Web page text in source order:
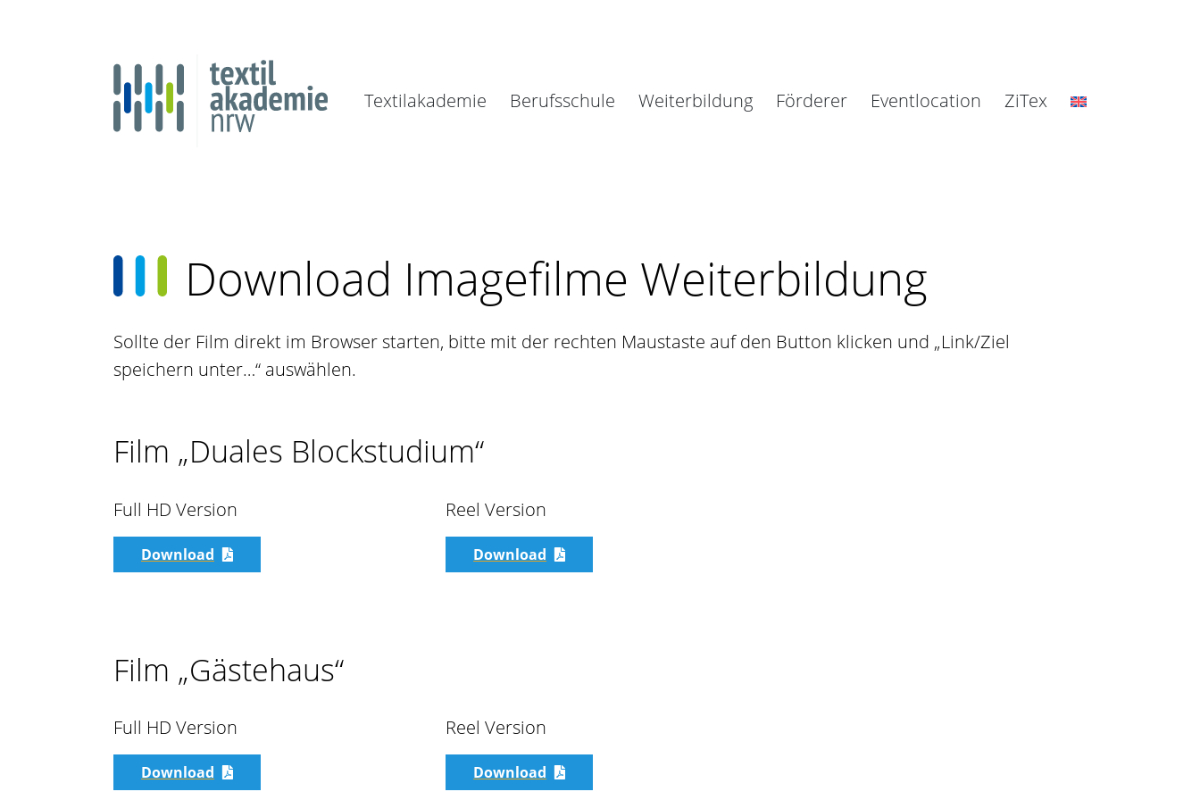
Textilakademie Berufsschule Weiterbildung Förderer Eventlocation ZiTex
Download Imagefilme Weiterbildung
Sollte der Film direkt im Browser starten, bitte mit der rechten Maustaste auf den Button klicken und „Link/Ziel
speichern unter…“ auswählen.
Film „Duales Blockstudium“
Full HD Version
Download
Reel Version
Download
Film „Gästehaus“
Full HD Version
Download
Reel Version
Download